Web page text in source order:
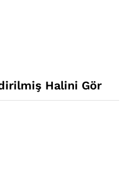
Halini Gör